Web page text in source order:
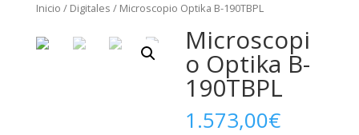
Inicio / Digitales / Microscopio Optika B-190TBPL
Microscopi
o Optika B-
190TBPL
1.573,00€